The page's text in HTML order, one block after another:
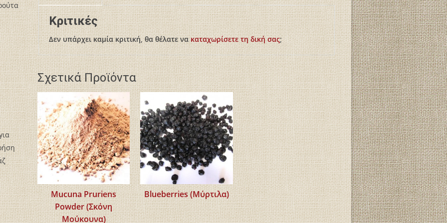
Κριτικές
Δεν υπάρχει καμία κριτική, θα θέλατε νακαταχωρίσετε τη δική σας;
Σχετικά Προϊόντα
Mucuna Pruriens
Powder (Σκόνη
Μούκουνα)
Blueberries (Μύρτιλα)